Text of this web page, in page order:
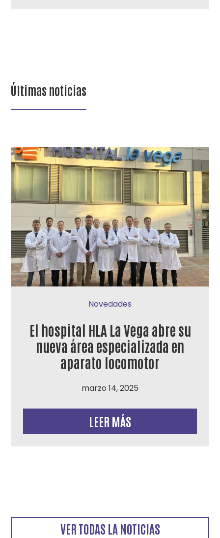
Últimas noticias
Novedades
El hospital HLA La Vega abre su
nueva área especializada en
aparato locomotor
marzo 14, 2025
LEER MÁS
VER TODAS LA NOTICIAS